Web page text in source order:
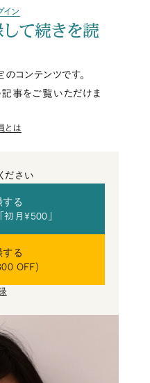
イン
て続きを読
コンテンツです。
記事をご覧いただけま
とは
ださい
る
月¥500」
る
OFF)